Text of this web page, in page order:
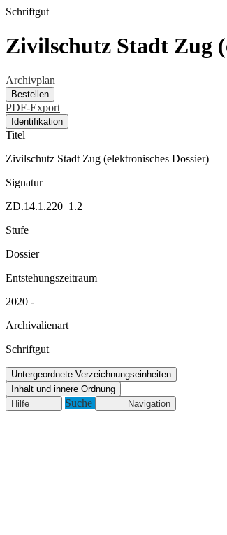
Schriftgut
Zivilschutz Stadt Zug
Archivplan
Bestellen
PDF-Export
Identifikation
Titel
Zivilschutz Stadt Zug (elektronisches Dossier)
Signatur
ZD.14.1.220_1.2
Stufe
Dossier
Entstehungszeitraum
2020 -
Archivalienart
Schriftgut
Untergeordnete Verzeichnungseinheiten
Inhalt und innere Ordnung
Hilfe
Suche Navigation